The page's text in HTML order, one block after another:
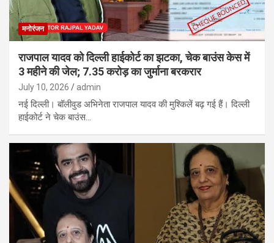
मनोरंजन
राजपाल यादव को दिल्ली हाईकोर्ट का झटका, चेक बाउंस केस में
3 महीने की जेल; 7.35 करोड़ का जुर्माना बरकरार
July 10, 2026 admin
नई दिल्ली। बॉलीवुड अभिनेता राजपाल यादव की मुश्किलें बढ़ गई हैं। दिल्ली
हाईकोर्ट ने चेक बाउंस…